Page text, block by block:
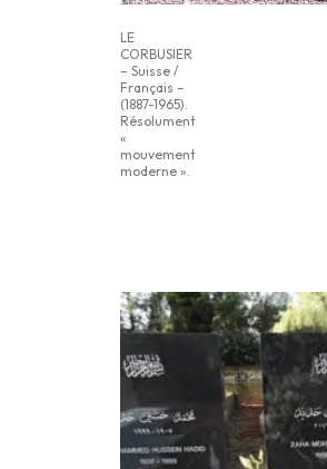
LE
CORBUSIER
– Suisse /
Français –
(1887-1965).
Résolument
«
mouvement
moderne ».